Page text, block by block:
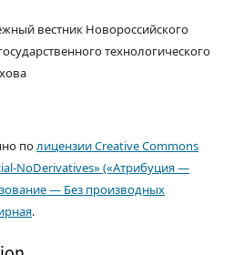
вестник Новороссийского
технологического
полицензии Creative Commons
NoDerivatives» («Атрибуция —
— Без производных
.